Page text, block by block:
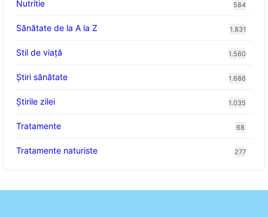
Nutritie 584
Sănătate de la A la Z 1.831
Stil de viaţă 1.560
Ştiri sănătate 1.686
Știrile zilei 1.035
Tratamente 68
Tratamente naturiste 277